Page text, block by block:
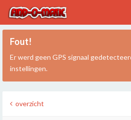
Fout!
Er werd geen GPS signaal
instellingen.
overzicht